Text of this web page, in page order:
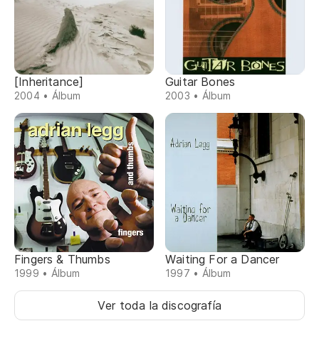
[Inheritance]
2004 • Álbum
Guitar Bones
2003 • Álbum
Fingers & Thumbs
1999 • Álbum
Waiting For a Dancer
1997 • Álbum
Ver toda la discografía